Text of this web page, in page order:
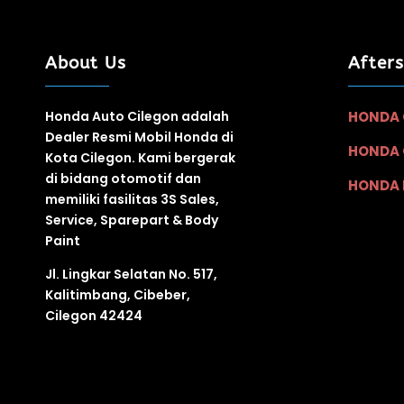
About Us
Honda Auto Cilegon adalah
Dealer Resmi Mobil Honda di
Kota Cilegon. Kami bergerak
di bidang otomotif dan
memiliki fasilitas 3S Sales,
Service, Sparepart & Body
Paint
Jl. Lingkar Selatan No. 517,
Kalitimbang, Cibeber,
Cilegon 42424
HONDA
HONDA
HONDA